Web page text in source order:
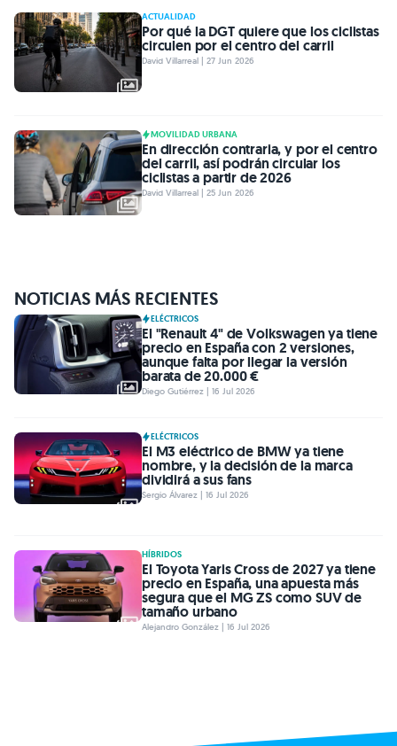
ACTUALIDAD
Por qué la DGT quiere que los ciclistas
circulen por el centro del carril
David Villarreal | 27 Jun 2026
MOVILIDAD URBANA
En dirección contraria, y por el centro
del carril, así podrán circular los
ciclistas a partir de 2026
David Villarreal | 25 Jun 2026
NOTICIAS MÁS RECIENTES
ELÉCTRICOS
El "Renault 4" de Volkswagen ya tiene
precio en España con 2 versiones,
aunque falta por llegar la versión
barata de 20.000 €
Diego Gutiérrez | 16 Jul 2026
ELÉCTRICOS
El M3 eléctrico de BMW ya tiene
nombre, y la decisión de la marca
dividirá a sus fans
Sergio Álvarez | 16 Jul 2026
HÍBRIDOS
El Toyota Yaris Cross de 2027 ya tiene
precio en España, una apuesta más
segura que el MG ZS como SUV de
tamaño urbano
Alejandro González | 16 Jul 2026